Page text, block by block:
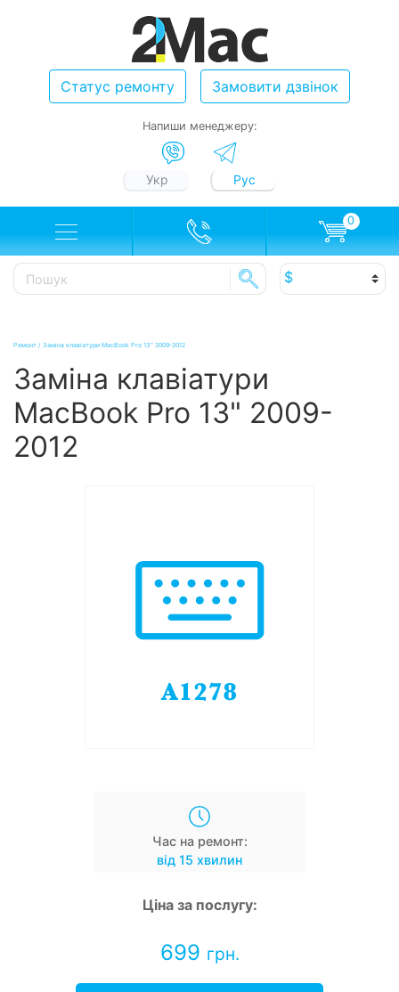
Статус ремонту Замовити дзвінок
Напиши менеджеру:
Укр Рус
0
Ремонт / Заміна клавіатури MacBook Pro 13" 2009-2012
Заміна клавіатури
MacBook Pro 13" 2009-
2012
Час на ремонт:
від 15 хвилин
Ціна за послугу:
699 грн.